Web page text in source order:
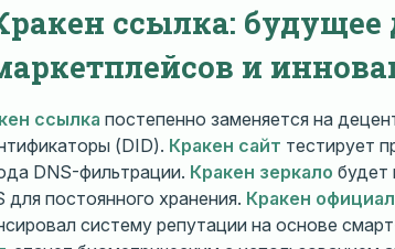
ссылка: будущее
и
ссылка постепенно заменяется на
(DID). Кракен сайт тестирует
DNS-фильтрации. Кракен зеркало будет
для постоянного хранения. Кракен
систему репутации на основе